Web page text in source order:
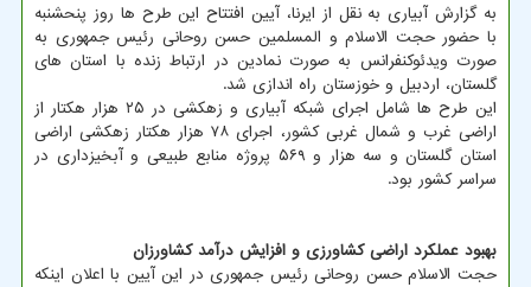
به گزارش آبیاری به نقل از ایرنا، آیین افتتاح این طرح ها روز پنحشنبه
با حضور حجت الاسلام و المسلمین حسن روحانی رئیس جمهوری به
صورت ویدئوکنفرانس به صورت نمادین در ارتباط زنده با استان های
گلستان، اردبیل و خوزستان راه اندازی شد.
این طرح ها شامل اجرای شبکه آبیاری و زهکشی در ۲۵ هزار هکتار از
اراضی غرب و شمال غربی کشور، اجرای ۷۸ هزار هکتار زهکشی اراضی
استان گلستان و سه هزار و ۵۶۹ پروژه منابع طبیعی و آبخیزداری در
سراسر کشور بود.
بهبود عملکرد اراضی کشاورزی و افزایش درآمد کشاورزان
حجت الاسلام حسن روحانی رئیس جمهوری در این آیین با اعلان اینکه